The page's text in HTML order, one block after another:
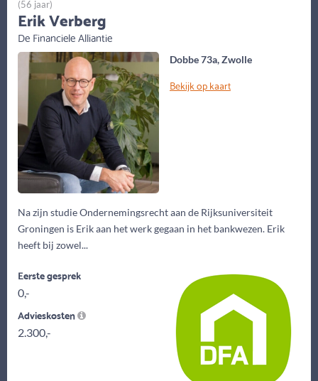
Dobbe 73a, Zwolle
Bekijk op kaart
Na zijn studie Ondernemingsrecht aan de Rijksuniversiteit
Groningen is Erik aan het werk gegaan in het bankwezen. Erik
heeft bij zowel...
(56 jaar)
Erik Verberg
De Financiele Alliantie
Eerste gesprek
0,-
Advieskosten
2.300,-